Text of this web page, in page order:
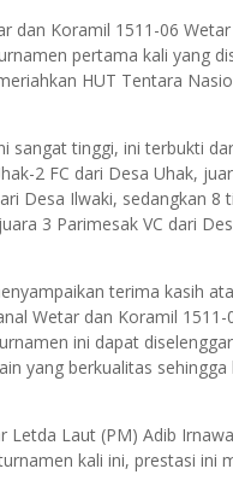
dan Koramil 1511-06
pertama kali yang
HUT Tentara
sangat tinggi, ini terbukti
2 FC dari Desa Uhak,
Desa Ilwaki, sedangkan
3 Parimesak VC dari
terima kasih
Wetar dan Koramil
ini dapat
yang berkualitas
Laut (PM) Adib
kali ini, prestasi ini